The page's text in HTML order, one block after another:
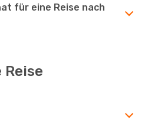
für eine Reise nach
Reise